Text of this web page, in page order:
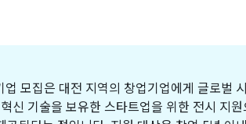
업 모집은 대전 지역의 창업기업에게 글로벌
신 기술을 보유한 스타트업을 위한 전시 지